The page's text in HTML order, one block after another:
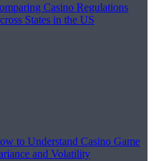
Casino Regulations
States in the US
to Understand Casino Game
and Volatility